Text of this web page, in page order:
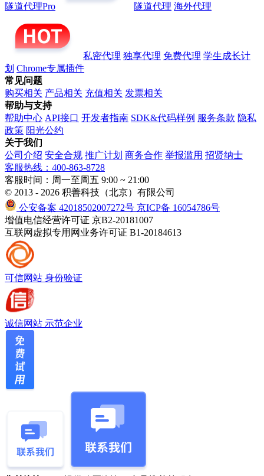
隧道代理Pro 隧道代理 海外代理
私密代理 独享代理 免费代理 学生成长计
划 Chrome专属插件
常见问题
购买相关 产品相关 充值相关 发票相关
帮助与支持
帮助中心 API接口 开发者指南 SDK&代码样例 服务条款 隐私
政策 阳光公约
关于我们
公司介绍 安全合规 推广计划 商务合作 举报滥用 招贤纳士
客服热线：400-863-8728
客服时间：周一至周五 9:00 ~ 21:00
© 2013 - 2026 积善科技（北京）有限公司
公安备案 42018502007272号 京ICP备 16054786号
增值电信经营许可证 京B2-20181007
互联网虚拟专用网业务许可证 B1-20184613
可信网站 身份验证
诚信网站 示范企业